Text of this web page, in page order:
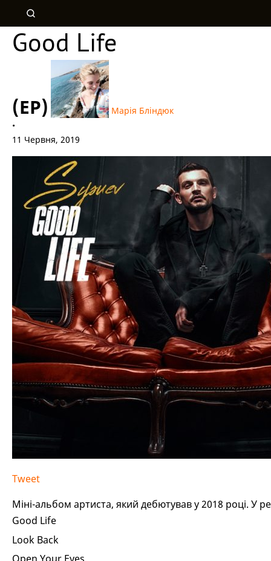
Good Life
(EP)
Марія Бліндюк
•
11 Червня, 2019
Tweet
Міні-альбом артиста, який дебютував у 2018 році. У
Good Life
Look Back